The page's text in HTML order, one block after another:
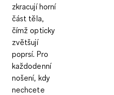
zkracují horní
část těla,
čímž opticky
zvětšují
poprsí. Pro
každodenní
nošení, kdy
nechcete